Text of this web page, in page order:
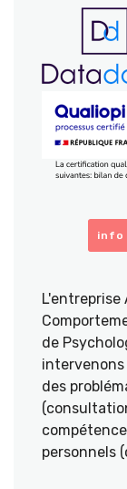
info
de
des
personnels